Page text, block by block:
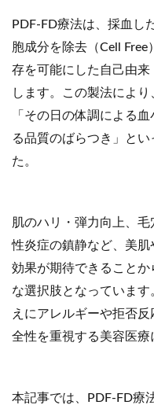
PDF-FD療法は、採血し
胞成分を除去（Cell
存を可能にした自己由来
します。この製法によ
「その日の体調による
る品質のばらつき」と
た。
肌のハリ・弾力向上、
性炎症の鎮静など、美
効果が期待できること
な選択肢となっていま
えにアレルギーや拒否
全性を重視する美容医療
本記事では、PDF-FD療